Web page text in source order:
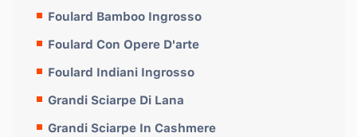
Foulard Bamboo Ingrosso
Foulard Con Opere D'arte
Foulard Indiani Ingrosso
Grandi Sciarpe Di Lana
Grandi Sciarpe In Cashmere